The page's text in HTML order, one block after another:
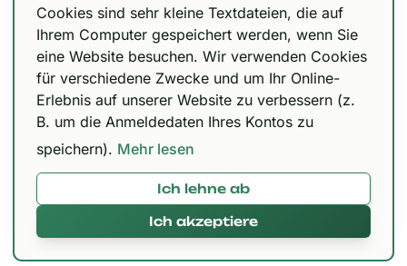
Bestellung widerrufen
Zertifizierungen
Mit 🌱 in Paderborn gemacht © 2026,420brokkoli.de
Wir haben unsere Versandoptionen
angepasst!
DHL Paket 6,99 € / kostenfrei ab 150 €, Urbify
11,99 € / kostenfrei ab 300 € und DHL Express
Cookies sind sehr kleine Textdateien, die auf
Ihrem Computer gespeichert werden, wenn Sie
eine Website besuchen. Wir verwenden Cookies
für verschiedene Zwecke und um Ihr Online-
Erlebnis auf unserer Website zu verbessern (z.
B. um die Anmeldedaten Ihres Kontos zu
speichern). Mehr lesen
Ich lehne ab
Ich akzeptiere